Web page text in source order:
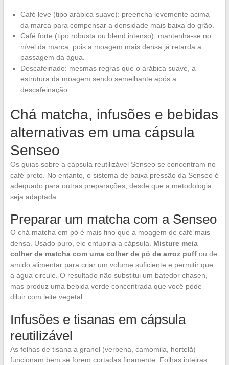
Café leve (tipo arábica suave): preencha levemente acima
da marca para compensar a densidade mais baixa do grão.
Café forte (tipo robusta ou blend intenso): mantenha-se no
nível da marca, pois a moagem mais densa já retarda a
passagem da água.
Descafeinado: mesmas regras que o arábica suave, a
estrutura da moagem sendo semelhante após a
descafeinação.
Chá matcha, infusões e bebidas
alternativas em uma cápsula
Senseo
Os guias sobre a cápsula reutilizável Senseo se concentram no
café preto. No entanto, o sistema de baixa pressão da Senseo é
adequado para outras preparações, desde que a metodologia
seja adaptada.
Preparar um matcha com a Senseo
O chá matcha em pó é mais fino que a moagem de café mais
densa. Usado puro, ele entupiria a cápsula. Misture meia
colher de matcha com uma colher de pó de arroz puffou de
amido alimentar para criar um volume suficiente e permitir que
a água circule. O resultado não substitui um batedor chasen,
mas produz uma bebida verde concentrada que você pode
diluir com leite vegetal.
Infusões e tisanas em cápsula
reutilizável
As folhas de tisana a granel (verbena, camomila, hortelã)
funcionam bem se forem cortadas finamente. Folhas inteiras